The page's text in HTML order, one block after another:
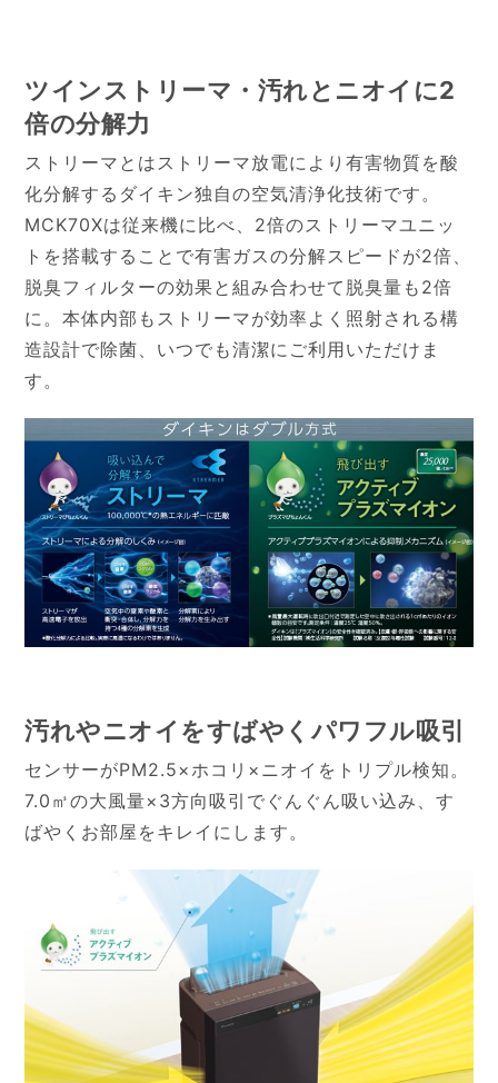
ツインストリーマ・汚れとニオイに2
倍の分解力
ストリーマとはストリーマ放電により有害物質を酸
化分解するダイキン独自の空気清浄化技術です。
MCK70Xは従来機に比べ、2倍のストリーマユニッ
トを搭載することで有害ガスの分解スピードが2倍、
脱臭フィルターの効果と組み合わせて脱臭量も2倍
に。本体内部もストリーマが効率よく照射される構
造設計で除菌、いつでも清潔にご利用いただけま
す。
汚れやニオイをすばやくパワフル吸引
センサーがPM2.5×ホコリ×ニオイをトリプル検知。
7.0㎥の大風量×3方向吸引でぐんぐん吸い込み、す
ばやくお部屋をキレイにします。